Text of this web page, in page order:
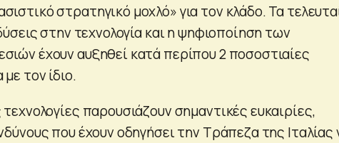
στρατηγικό μοχλό» για τον κλάδο. Τα
στην τεχνολογία και η ψηφιοποίηση των
έχουν αυξηθεί κατά περίπου 2 ποσοστιαίες
τον ίδιο.
παρουσιάζουν σημαντικές ευκαιρίες,
που έχουν οδηγήσει την Τράπεζα της Ιταλίας